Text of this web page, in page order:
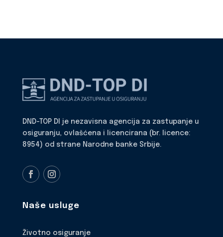
DND-TOP DI je nezavisna agencija za zastupanje u
osiguranju, ovlašćena i licencirana (br. licence:
8954) od strane Narodne banke Srbije.
Naše usluge
Životno osiguranje